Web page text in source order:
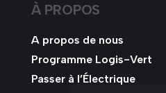
À PROPOS
A propos de nous
Programme Logis-Vert
Passer à l’Électrique